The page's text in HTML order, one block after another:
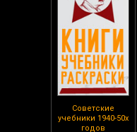
Советские
учебники 1940-50х
годов